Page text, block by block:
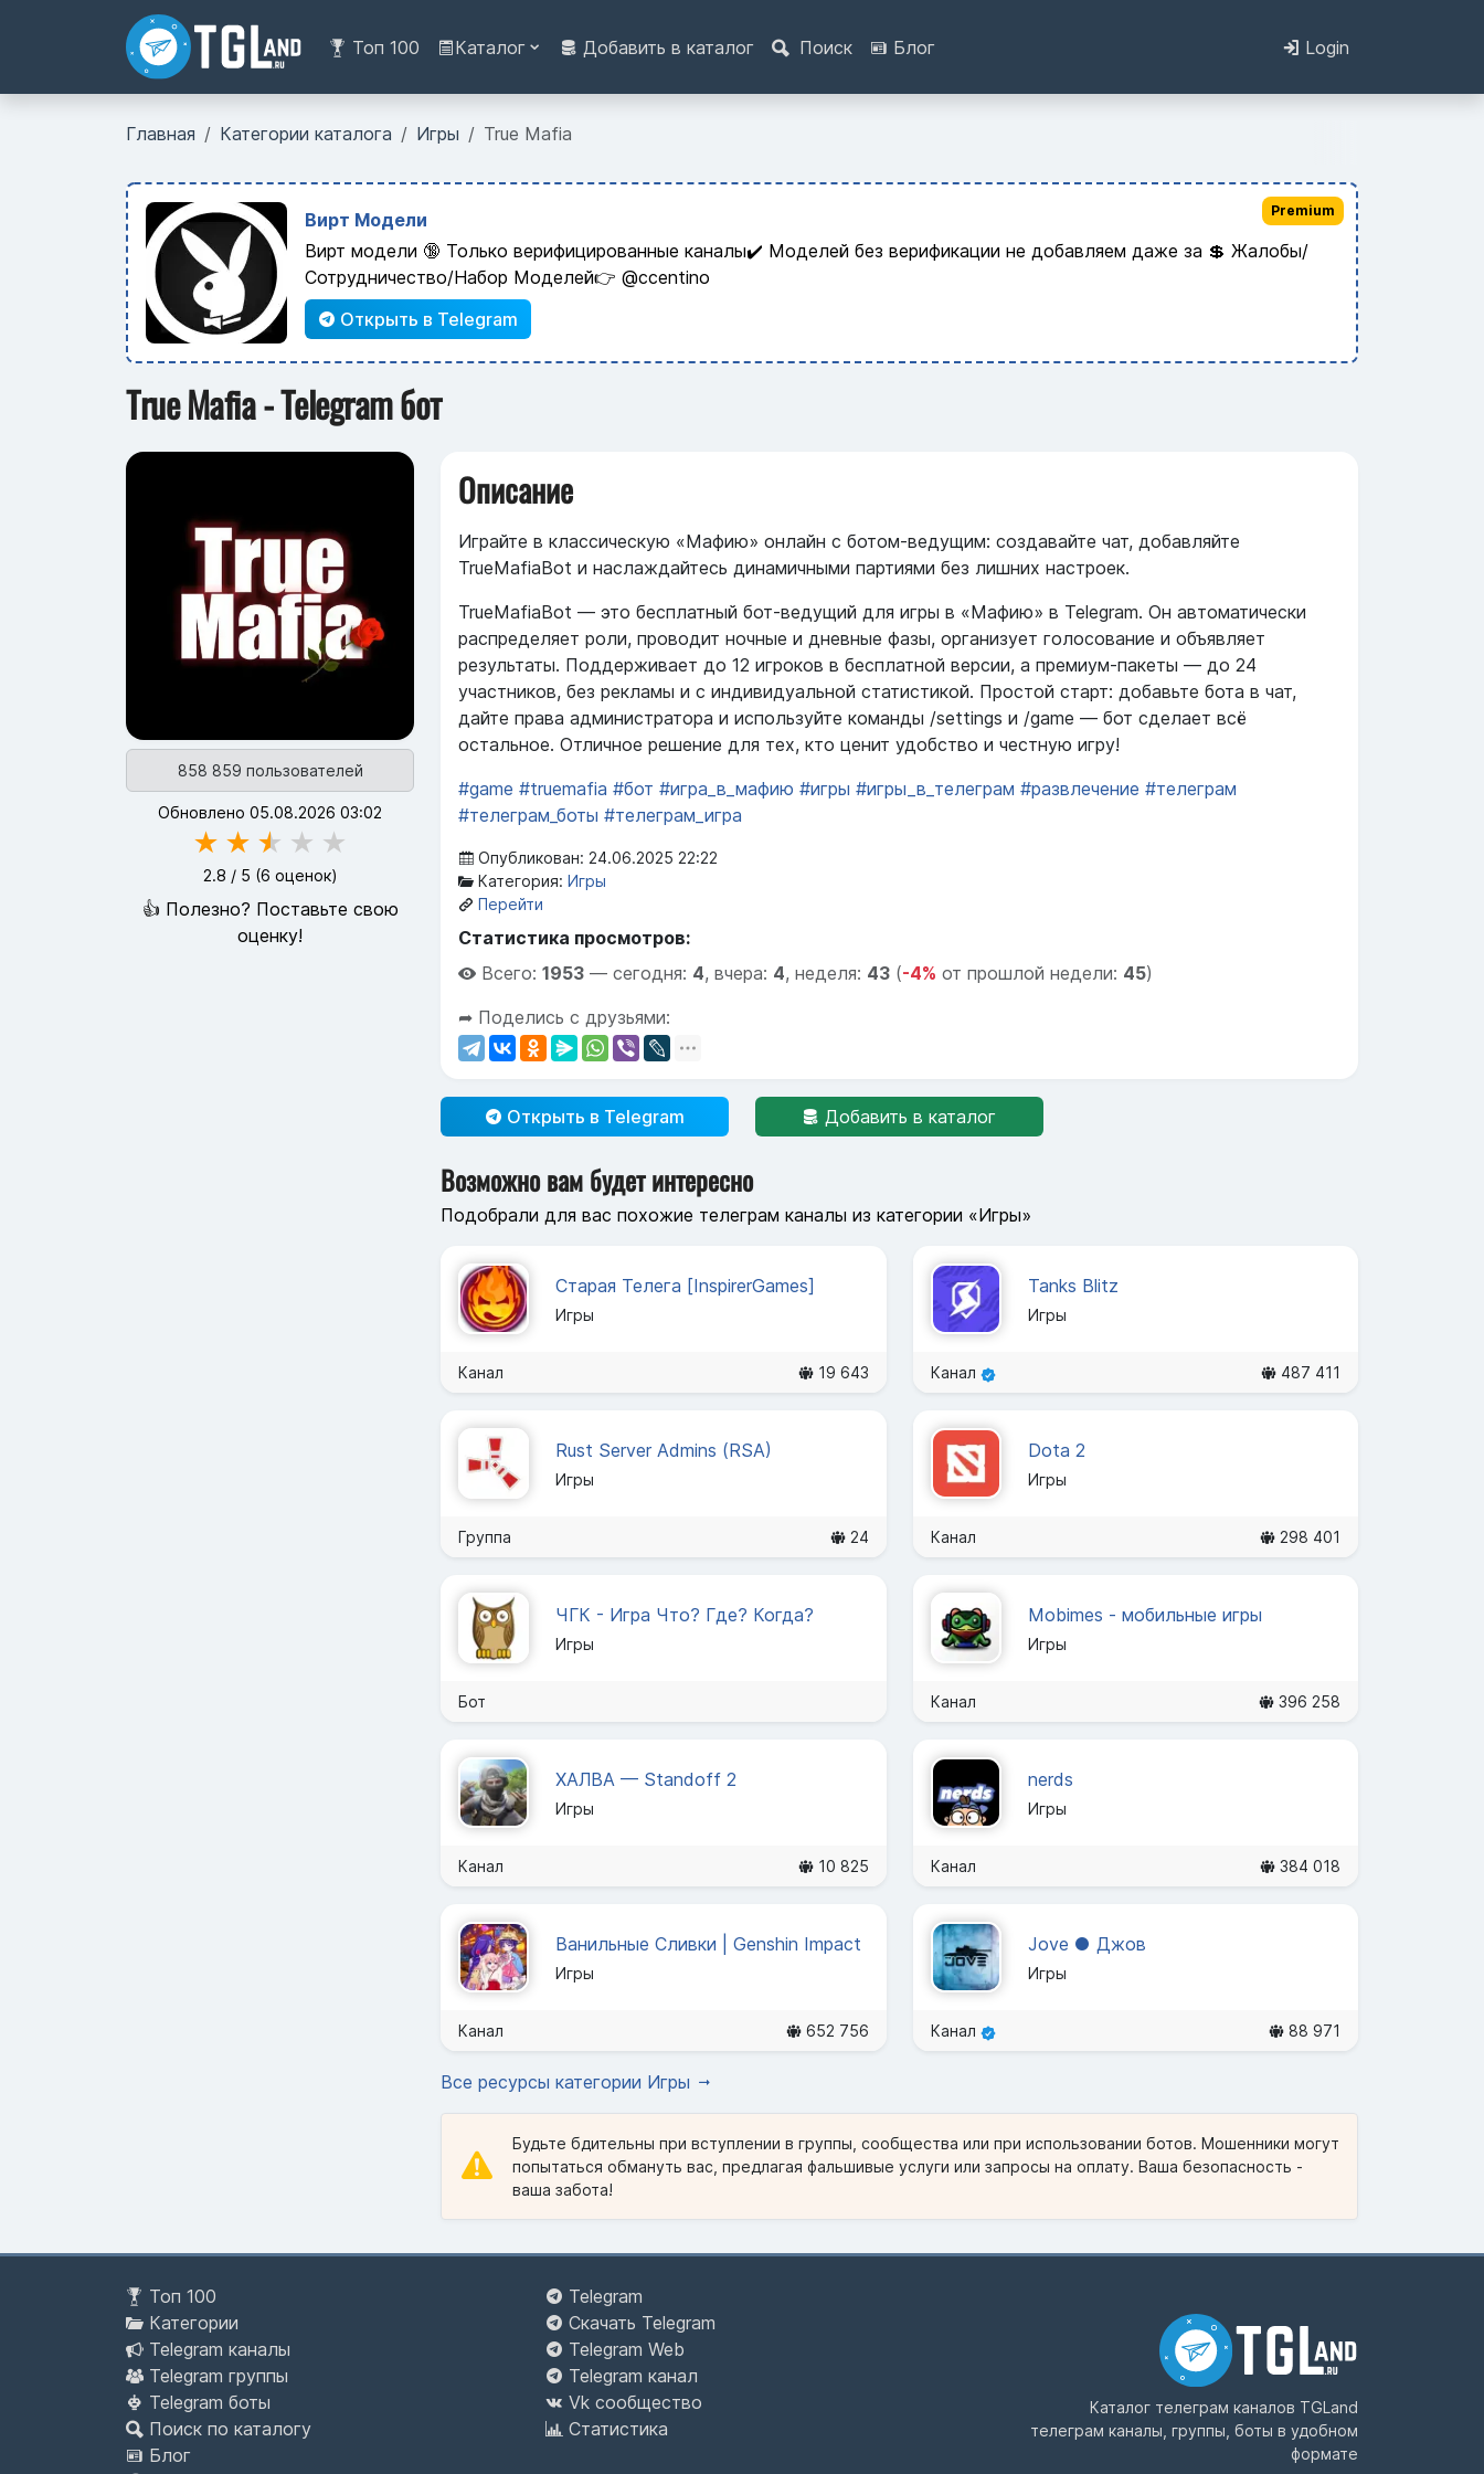
Топ 100 Каталог Добавить в каталог Поиск Блог Login
Главная Категории каталога Игры True Mafia
Вирт Модели
Вирт модели 🔞 Только верифицированные каналы✔️ Моделей без верификации не добавляем даже за 💲 Жалобы/
Сотрудничество/Набор Моделей👉 @ccentino
Открыть в Telegram
Premium
True Mafia - Telegram бот
858 859 пользователей
Обновлено 05.08.2026 03:02
★ ★ ★ ★ ★
2.8 / 5 (6 оценок)
👍 Полезно? Поставьте свою
оценку!
Описание
Играйте в классическую «Мафию» онлайн с ботом‑ведущим: создавайте чат, добавляйте
TrueMafiaBot и наслаждайтесь динамичными партиями без лишних настроек.
TrueMafiaBot — это бесплатный бот‑ведущий для игры в «Мафию» в Telegram. Он автоматически
распределяет роли, проводит ночные и дневные фазы, организует голосование и объявляет
результаты. Поддерживает до 12 игроков в бесплатной версии, а премиум‑пакеты — до 24
участников, без рекламы и с индивидуальной статистикой. Простой старт: добавьте бота в чат,
дайте права администратора и используйте команды /settings и /game — бот сделает всё
остальное. Отличное решение для тех, кто ценит удобство и честную игру!
#game #truemafia #бот #игра_в_мафию #игры #игры_в_телеграм #развлечение #телеграм
#телеграм_боты #телеграм_игра
Опубликован: 24.06.2025 22:22
Категория: Игры
Перейти
Статистика просмотров:
Всего: 1953 — сегодня: 4, вчера: 4, неделя: 43 (-4% от прошлой недели: 45)
➦ Поделись с друзьями:
Открыть в Telegram Добавить в каталог
Возможно вам будет интересно
Подобрали для вас похожие телеграм каналы из категории «Игры»
Старая Телега [InspirerGames]
Игры
Канал 19 643
Tanks Blitz
Игры
Канал 487 411
Rust Server Admins (RSA)
Игры
Группа 24
Dota 2
Игры
Канал 298 401
ЧГК - Игра Что? Где? Когда?
Игры
Бот
Mobimes - мобильные игры
Игры
Канал 396 258
ХАЛВА — Standoff 2
Игры
Канал 10 825
nerds
Игры
Канал 384 018
Ванильные Сливки | Genshin Impact
Игры
Канал 652 756
Jove ● Джов
Игры
Канал 88 971
Все ресурсы категории Игры
Будьте бдительны при вступлении в группы, сообщества или при использовании ботов. Мошенники могут
попытаться обмануть вас, предлагая фальшивые услуги или запросы на оплату. Ваша безопасность -
ваша забота!
Топ 100
Категории
Telegram каналы
Telegram группы
Telegram боты
Поиск по каталогу
Блог
Telegram
Скачать Telegram
Telegram Web
Telegram канал
Vk сообщество
Статистика
Каталог телеграм каналов TGLand
телеграм каналы, группы, боты в удобном
формате